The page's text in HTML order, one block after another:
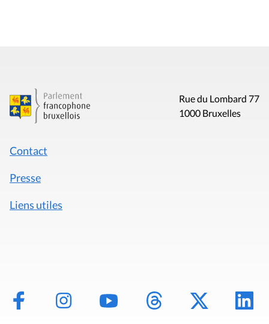
Rue du Lombard 77
1000 Bruxelles
Contact
Presse
Liens utiles